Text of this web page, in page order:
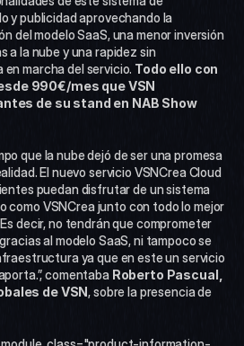
y publicidad aprovechando la
del modelo SaaS, una menor inversión
la nube y una rapidez sin
marcha del servicio. Todo ello con
990€/mes que VSN
de su stand en NAB Show
que la nube dejó de ser una promesa
El nuevo servicio VSNCrea Cloud
puedan disfrutar de un sistema
como VSNCrea junto con todo lo mejor
decir, no tendrán que comprometer
al modelo SaaS, ni tampoco se
ya que en este un servicio
comentaba Roberto Pascual,
de VSN, sobre la presencia de